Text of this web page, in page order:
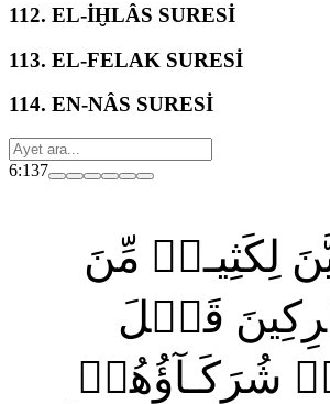
112. EL-İḪLÂS SURESİ
113. EL-FELAK SURESİ
114. EN-NÂS SURESİ
6:137
لِكَثِيـرٖ مِّنَ
قَتۡلَ
شُرَكَـآؤُهُمۡ